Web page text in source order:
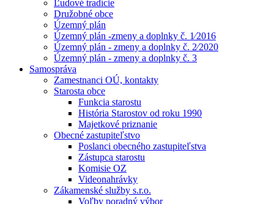
Ľudové tradície
Družobné obce
Územný plán
Územný plán -zmeny a doplnky č. 1⁄2016
Územný plán - zmeny a doplnky č. 2⁄2020
Územný plán - zmeny a doplnky č. 3
Samospráva
Zamestnanci OÚ, kontakty
Starosta obce
Funkcia starostu
História Starostov od roku 1990
Majetkové priznanie
Obecné zastupiteľstvo
Poslanci obecného zastupiteľstva
Zástupca starostu
Komisie OZ
Videonahrávky
Zákamenské služby s.r.o.
Voľby poradný výbor